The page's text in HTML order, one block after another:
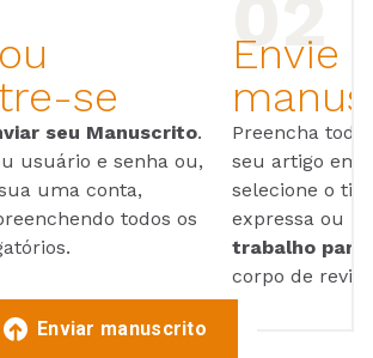
se
seu Manuscrito.
usuário e senha ou,
uma conta,
todos os
Envie
Preencha
seu artigo em
selecione o
expressa ou
trabalho para
corpo de
Enviar manuscrito